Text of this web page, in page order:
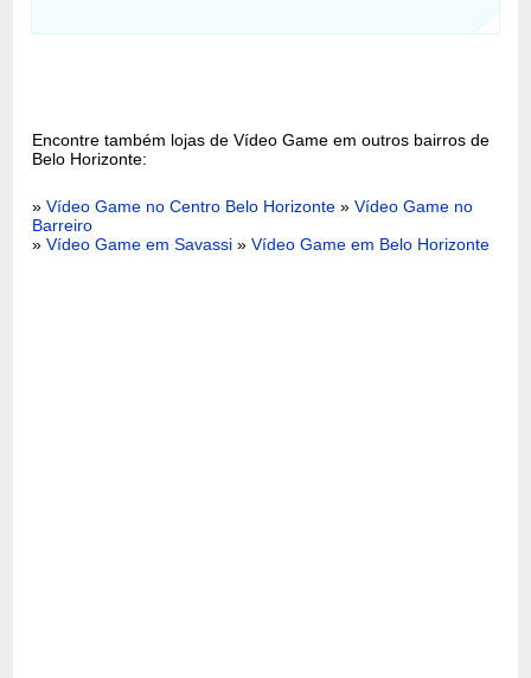
Encontre também lojas de Vídeo Game em outros bairros de
Belo Horizonte:
»Vídeo Game no Centro Belo Horizonte »Vídeo Game no
Barreiro
»Vídeo Game em Savassi »Vídeo Game em Belo Horizonte